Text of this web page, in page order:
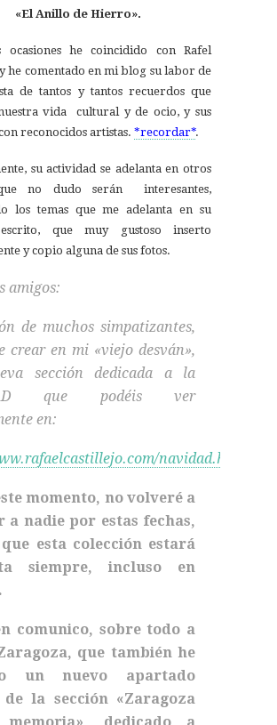
«El Anillo de Hierro».
ocasiones he coincidido con Rafel
he comentado en mi blog su labor de
de tantos y tantos recuerdos que
vida cultural y de ocio, y sus
reconocidos artistas. *recordar*.
su actividad se adelanta en otros
no dudo serán interesantes,
los temas que me adelanta en su
que muy gustoso inserto
y copio alguna de sus fotos.
amigos:
de muchos simpatizantes,
crear en mi «viejo desván»,
sección dedicada a la
que podéis ver
en:
navidad.htm
momento, no volveré a
a nadie por estas fechas,
esta colección estará
siempre, incluso en
comunico, sobre todo a
que también he
un nuevo apartado
la sección «Zaragoza